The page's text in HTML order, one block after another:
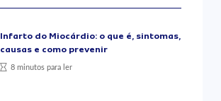
Infarto do Miocárdio: o que é, sintomas,
causas e como prevenir
8 minutos para ler